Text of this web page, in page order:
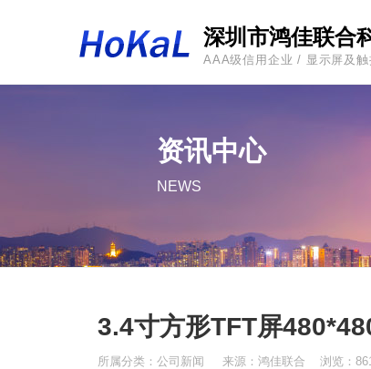
深圳市鸿佳联合
AAA级信用企业 / 显示屏及触
资讯中心
NEWS
3.4寸方形TFT屏
所属分类： 公司新闻 来源： 鸿佳联合 浏览：